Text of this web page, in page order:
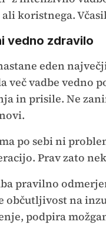
ali koristnega.
vedno zdravilo
eden
več vadbe vedno
in prisile. Ne
po sebi ni
Prav zato
pravilno
občutljivost na
podpira